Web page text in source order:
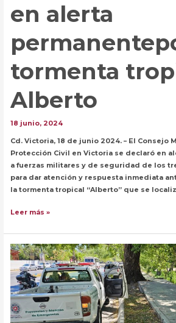
en alerta
tormenta
Alberto
18 junio, 2024
Cd. Victoria, 18 de junio 2024. – El Consejo
Protección Civil en Victoria se declaró en
a fuerzas militares y de seguridad de los
para dar atención y respuesta inmediata
la tormenta tropical “Alberto” que se
El
de
Victoria
se
mantiene
en
alerta
permanentepor
tormenta
Leer más »